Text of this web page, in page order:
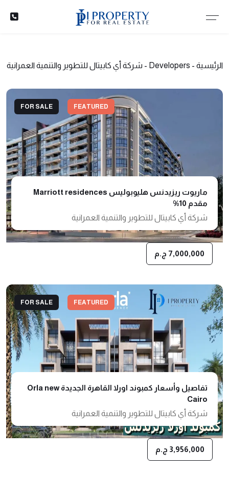
الرئيسية -
Developers
- شركة أي كابيتال للتطوير والتنمية العمرانية
FEATURED
FOR SALE
7,000,000 ج.م
ماريوت ريزيدنس هليوبوليس Marriott residences
مقدم 10%
شركة أي كابيتال للتطوير والتنمية العمرانية
FEATURED
FOR SALE
3,956,000 ج.م
تفاصيل وأسعار كمبوند اورلا القاهرة الجديدة Orla new
Cairo
شركة أي كابيتال للتطوير والتنمية العمرانية